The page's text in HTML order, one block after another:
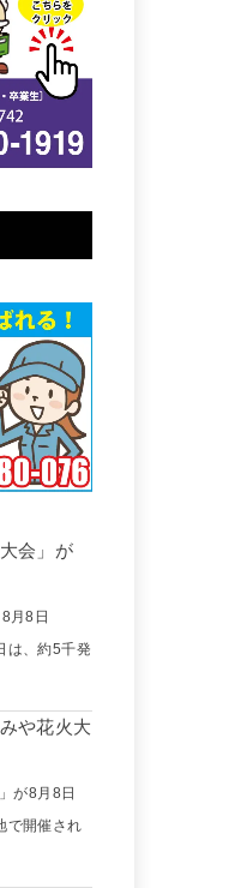
会」が
月8日
は、約5千発
や花火大
が8月8日
で開催され